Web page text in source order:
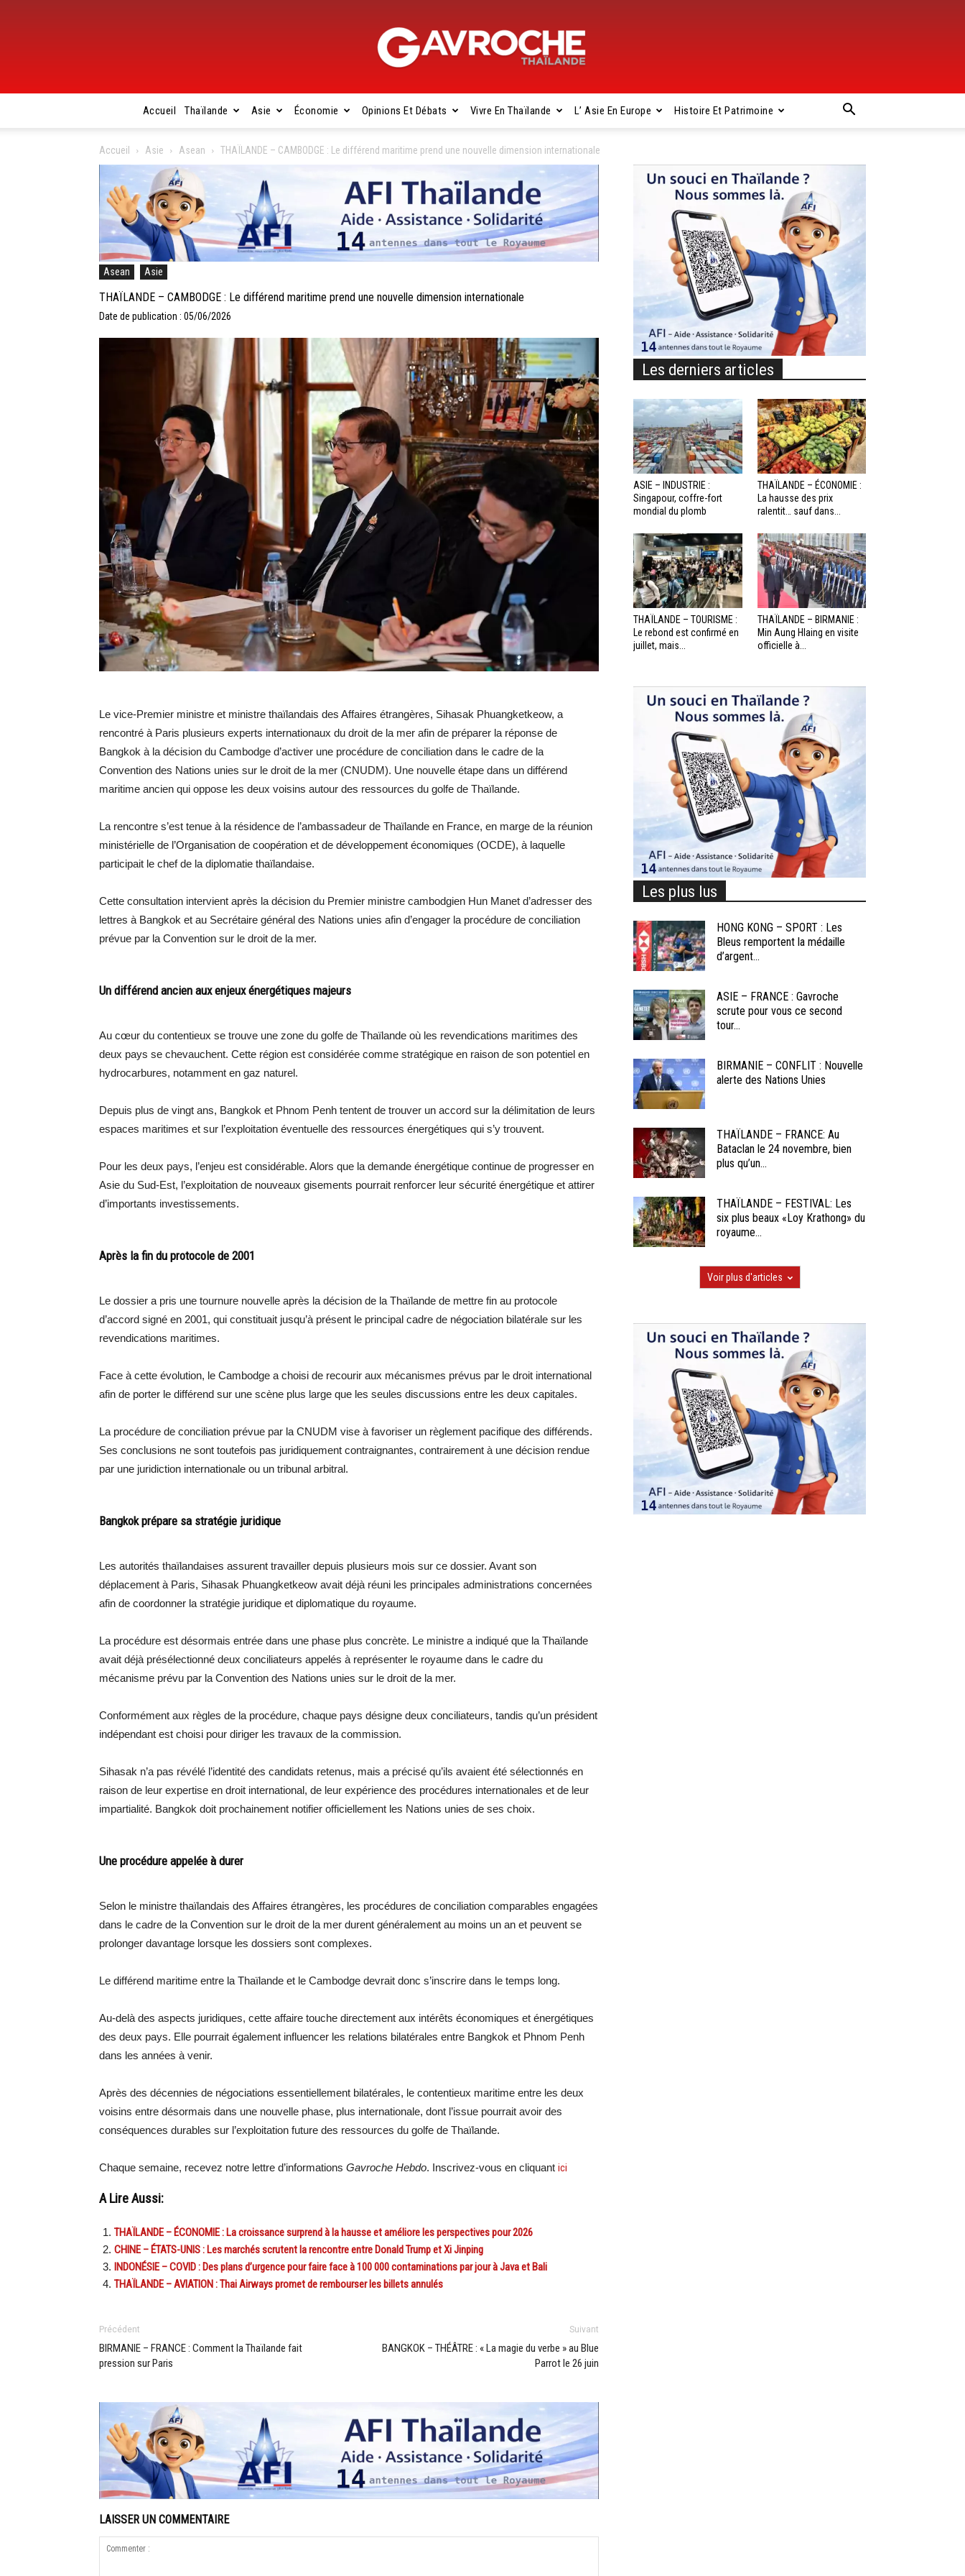
Gavroche
Thaïlande
Accueil Thaïlande Asie Économie Opinions Et Débats Vivre En Thaïlande L’ Asie En Europe Histoire Et Patrimoine
Accueil Asie Asean THAÏLANDE – CAMBODGE : Le différend maritime prend une nouvelle dimension internationale
Asean Asie
THAÏLANDE – CAMBODGE : Le différend maritime prend une nouvelle dimension internationale
Date de publication : 05/06/2026
Le vice-Premier ministre et ministre thaïlandais des Affaires étrangères, Sihasak Phuangketkeow, a
rencontré à Paris plusieurs experts internationaux du droit de la mer afin de préparer la réponse de
Bangkok à la décision du Cambodge d’activer une procédure de conciliation dans le cadre de la
Convention des Nations unies sur le droit de la mer (CNUDM). Une nouvelle étape dans un différend
maritime ancien qui oppose les deux voisins autour des ressources du golfe de Thaïlande.
La rencontre s’est tenue à la résidence de l’ambassadeur de Thaïlande en France, en marge de la réunion
ministérielle de l’Organisation de coopération et de développement économiques (OCDE), à laquelle
participait le chef de la diplomatie thaïlandaise.
Cette consultation intervient après la décision du Premier ministre cambodgien Hun Manet d’adresser des
lettres à Bangkok et au Secrétaire général des Nations unies afin d’engager la procédure de conciliation
prévue par la Convention sur le droit de la mer.
Un différend ancien aux enjeux énergétiques majeurs
Au cœur du contentieux se trouve une zone du golfe de Thaïlande où les revendications maritimes des
deux pays se chevauchent. Cette région est considérée comme stratégique en raison de son potentiel en
hydrocarbures, notamment en gaz naturel.
Depuis plus de vingt ans, Bangkok et Phnom Penh tentent de trouver un accord sur la délimitation de leurs
espaces maritimes et sur l’exploitation éventuelle des ressources énergétiques qui s’y trouvent.
Pour les deux pays, l’enjeu est considérable. Alors que la demande énergétique continue de progresser en
Asie du Sud-Est, l’exploitation de nouveaux gisements pourrait renforcer leur sécurité énergétique et attirer
d’importants investissements.
Après la fin du protocole de 2001
Le dossier a pris une tournure nouvelle après la décision de la Thaïlande de mettre fin au protocole
d’accord signé en 2001, qui constituait jusqu’à présent le principal cadre de négociation bilatérale sur les
revendications maritimes.
Face à cette évolution, le Cambodge a choisi de recourir aux mécanismes prévus par le droit international
afin de porter le différend sur une scène plus large que les seules discussions entre les deux capitales.
La procédure de conciliation prévue par la CNUDM vise à favoriser un règlement pacifique des différends.
Ses conclusions ne sont toutefois pas juridiquement contraignantes, contrairement à une décision rendue
par une juridiction internationale ou un tribunal arbitral.
Bangkok prépare sa stratégie juridique
Les autorités thaïlandaises assurent travailler depuis plusieurs mois sur ce dossier. Avant son
déplacement à Paris, Sihasak Phuangketkeow avait déjà réuni les principales administrations concernées
afin de coordonner la stratégie juridique et diplomatique du royaume.
La procédure est désormais entrée dans une phase plus concrète. Le ministre a indiqué que la Thaïlande
avait déjà présélectionné deux conciliateurs appelés à représenter le royaume dans le cadre du
mécanisme prévu par la Convention des Nations unies sur le droit de la mer.
Conformément aux règles de la procédure, chaque pays désigne deux conciliateurs, tandis qu’un président
indépendant est choisi pour diriger les travaux de la commission.
Sihasak n’a pas révélé l’identité des candidats retenus, mais a précisé qu’ils avaient été sélectionnés en
raison de leur expertise en droit international, de leur expérience des procédures internationales et de leur
impartialité. Bangkok doit prochainement notifier officiellement les Nations unies de ses choix.
Une procédure appelée à durer
Selon le ministre thaïlandais des Affaires étrangères, les procédures de conciliation comparables engagées
dans le cadre de la Convention sur le droit de la mer durent généralement au moins un an et peuvent se
prolonger davantage lorsque les dossiers sont complexes.
Le différend maritime entre la Thaïlande et le Cambodge devrait donc s’inscrire dans le temps long.
Au-delà des aspects juridiques, cette affaire touche directement aux intérêts économiques et énergétiques
des deux pays. Elle pourrait également influencer les relations bilatérales entre Bangkok et Phnom Penh
dans les années à venir.
Après des décennies de négociations essentiellement bilatérales, le contentieux maritime entre les deux
voisins entre désormais dans une nouvelle phase, plus internationale, dont l’issue pourrait avoir des
conséquences durables sur l’exploitation future des ressources du golfe de Thaïlande.
Chaque semaine, recevez notre lettre d’informations Gavroche Hebdo. Inscrivez-vous en cliquant ici
A Lire Aussi:
THAÏLANDE – ÉCONOMIE : La croissance surprend à la hausse et améliore les perspectives pour 2026
CHINE – ÉTATS-UNIS : Les marchés scrutent la rencontre entre Donald Trump et Xi Jinping
INDONÉSIE – COVID : Des plans d’urgence pour faire face à 100 000 contaminations par jour à Java et Bali
THAÏLANDE – AVIATION : Thai Airways promet de rembourser les billets annulés
Précédent
BIRMANIE – FRANCE : Comment la Thaïlande fait
pression sur Paris
Suivant
BANGKOK – THÉÂTRE : « La magie du verbe » au Blue
Parrot le 26 juin
LAISSER UN COMMENTAIRE
Les derniers articles
ASIE – INDUSTRIE :
Singapour, coffre-fort
mondial du plomb
THAÏLANDE – ÉCONOMIE :
La hausse des prix
ralentit… sauf dans...
THAÏLANDE – TOURISME :
Le rebond est confirmé en
juillet, mais...
THAÏLANDE – BIRMANIE :
Min Aung Hlaing en visite
officielle à...
Les plus lus
HONG KONG – SPORT : Les
Bleus remportent la médaille
d’argent...
ASIE – FRANCE : Gavroche
scrute pour vous ce second
tour...
BIRMANIE – CONFLIT : Nouvelle
alerte des Nations Unies
THAÏLANDE – FRANCE: Au
Bataclan le 24 novembre, bien
plus qu’un...
THAÏLANDE – FESTIVAL: Les
six plus beaux «Loy Krathong» du
royaume...
Voir plus d'articles